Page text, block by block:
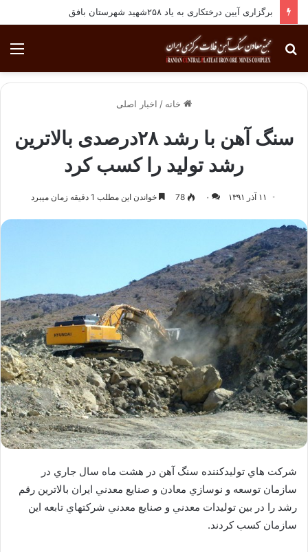
برگزاری آیین درختکاری به یاد ۲۵۸شهید شهرستان بافق
جستجو
برای
خانه / اخبار اصلی
سنگ آهن با رشد ۲۸درصدی بالاترین
رشد تولید را کسب کرد
۱۱ آذر ۱۳۹۱ ۰ 78 خواندن این مطلب 1 دقیقه زمان میبرد
شركت هاي توليدكننده سنگ آهن در هشت ماه سال جاري در
سازمان توسعه و نوسازي معادن و صنايع معدني ايران بالاترين رقم
رشد را در بين توليدات معدني و صنايع معدني شركتهاي تابعه اين
سازمان كسب كردند.